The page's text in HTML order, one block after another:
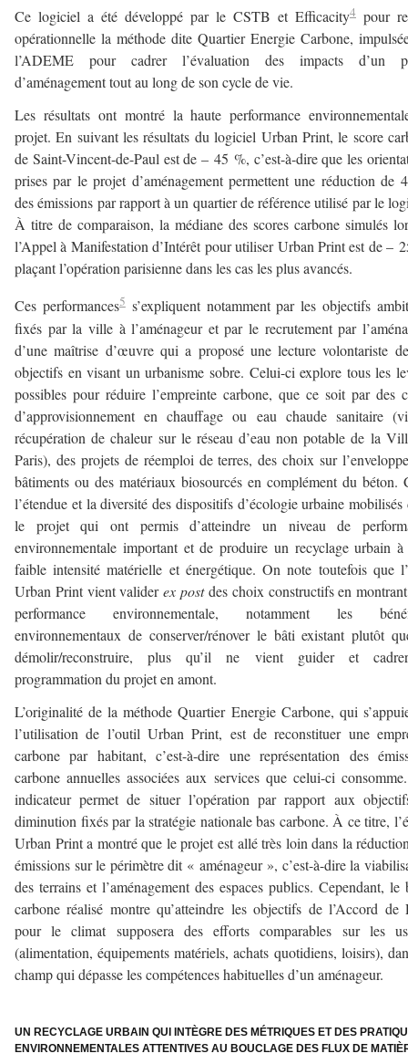
Ce logiciel a été développé par le CSTB et Efficacity4 pour
opérationnelle la méthode dite Quartier Energie Carbone,
l’ADEME pour cadrer l’évaluation des impacts d’un
d’aménagement tout au long de son cycle de vie.
Les résultats ont montré la haute performance
projet. En suivant les résultats du logiciel Urban Print, le score
de Saint-Vincent-de-Paul est de – 45 %, c’est-à-dire que les
prises par le projet d’aménagement permettent une réduction de
des émissions par rapport à un quartier de référence utilisé par le
À titre de comparaison, la médiane des scores carbone simulés
l’Appel à Manifestation d’Intérêt pour utiliser Urban Print est de –
plaçant l’opération parisienne dans les cas les plus avancés.
Ces performances5s’expliquent notamment par les objectifs
fixés par la ville à l’aménageur et par le recrutement par
d’une maîtrise d’œuvre qui a proposé une lecture volontariste
objectifs en visant un urbanisme sobre. Celui-ci explore tous les
possibles pour réduire l’empreinte carbone, que ce soit par des
d’approvisionnement en chauffage ou eau chaude sanitaire
récupération de chaleur sur le réseau d’eau non potable de la
Paris), des projets de réemploi de terres, des choix sur
bâtiments ou des matériaux biosourcés en complément du béton.
l’étendue et la diversité des dispositifs d’écologie urbaine mobilisés
le projet qui ont permis d’atteindre un niveau de
environnementale important et de produire un recyclage urbain
faible intensité matérielle et énergétique. On note toutefois que
Urban Print vient validerex postdes choix constructifs en
performance environnementale, notamment les
environnementaux de conserver/rénover le bâti existant plutôt
démolir/reconstruire, plus qu’il ne vient guider et
programmation du projet en amont.
L’originalité de la méthode Quartier Energie Carbone, qui
l’utilisation de l’outil Urban Print, est de reconstituer une
carbone par habitant, c’est-à-dire une représentation des
carbone annuelles associées aux services que celui-ci
indicateur permet de situer l’opération par rapport aux
diminution fixés par la stratégie nationale bas carbone. À ce titre,
Urban Print a montré que le projet est allé très loin dans la
émissions sur le périmètre dit « aménageur », c’est-à-dire la
des terrains et l’aménagement des espaces publics. Cependant, le
carbone réalisé montre qu’atteindre les objectifs de l’Accord de
pour le climat supposera des efforts comparables sur les
(alimentation, équipements matériels, achats quotidiens, loisirs),
champ qui dépasse les compétences habituelles d’un aménageur.
UN RECYCLAGE URBAIN QUI INTÈGRE DES MÉTRIQUES ET DES
ENVIRONNEMENTALES ATTENTIVES AU BOUCLAGE DES FLUX DE